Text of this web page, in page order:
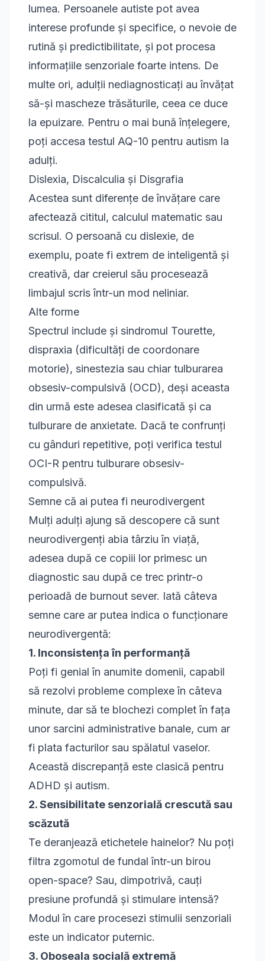
lumea. Persoanele autiste pot avea
interese profunde și specifice, o nevoie de
rutină și predictibilitate, și pot procesa
informațiile senzoriale foarte intens. De
multe ori, adulții nediagnosticați au învățat
să-și mascheze trăsăturile, ceea ce duce
la epuizare. Pentru o mai bună înțelegere,
poți accesa testul AQ-10 pentru autism la
adulți.
Dislexia, Discalculia și Disgrafia
Acestea sunt diferențe de învățare care
afectează cititul, calculul matematic sau
scrisul. O persoană cu dislexie, de
exemplu, poate fi extrem de inteligentă și
creativă, dar creierul său procesează
limbajul scris într-un mod neliniar.
Alte forme
Spectrul include și sindromul Tourette,
dispraxia (dificultăți de coordonare
motorie), sinestezia sau chiar tulburarea
obsesiv-compulsivă (OCD), deși aceasta
din urmă este adesea clasificată și ca
tulburare de anxietate. Dacă te confrunți
cu gânduri repetitive, poți verifica testul
OCI-R pentru tulburare obsesiv-
compulsivă.
Semne că ai putea fi neurodivergent
Mulți adulți ajung să descopere că sunt
neurodivergenți abia târziu în viață,
adesea după ce copiii lor primesc un
diagnostic sau după ce trec printr-o
perioadă de burnout sever. Iată câteva
semne care ar putea indica o funcționare
neurodivergentă:
1. Inconsistența în performanță
Poți fi genial în anumite domenii, capabil
să rezolvi probleme complexe în câteva
minute, dar să te blochezi complet în fața
unor sarcini administrative banale, cum ar
fi plata facturilor sau spălatul vaselor.
Această discrepanță este clasică pentru
ADHD și autism.
2. Sensibilitate senzorială crescută sau
scăzută
Te deranjează etichetele hainelor? Nu poți
filtra zgomotul de fundal într-un birou
open-space? Sau, dimpotrivă, cauți
presiune profundă și stimulare intensă?
Modul în care procesezi stimulii senzoriali
este un indicator puternic.
3. Oboseala socială extremă